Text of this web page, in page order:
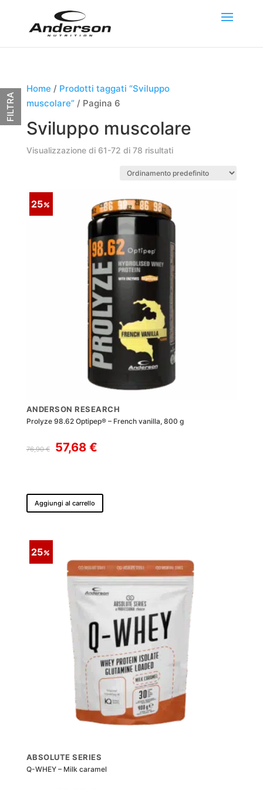
Home / Prodotti taggati “Sviluppo
muscolare”/ Pagina 6
Sviluppo muscolare
Visualizzazione di 61-72 di 78 risultati
25
ANDERSON RESEARCH
Prolyze 98.62 Optipep® – French vanilla, 800 g
76,90€
Il
prezzo
76,90 €.
57,68 €Il
57,68 €.
Aggiungi al carrello
25
ABSOLUTE SERIES
Q-WHEY – Milk caramel
FILTRA